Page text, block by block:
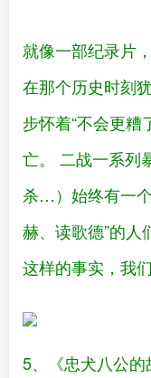
就像一部纪录片
在那个历史时刻
步怀着“不会更糟
亡。 二战一系列
杀…）始终有一
赫、读歌德”的
这样的事实，我
5、《忠犬八公的